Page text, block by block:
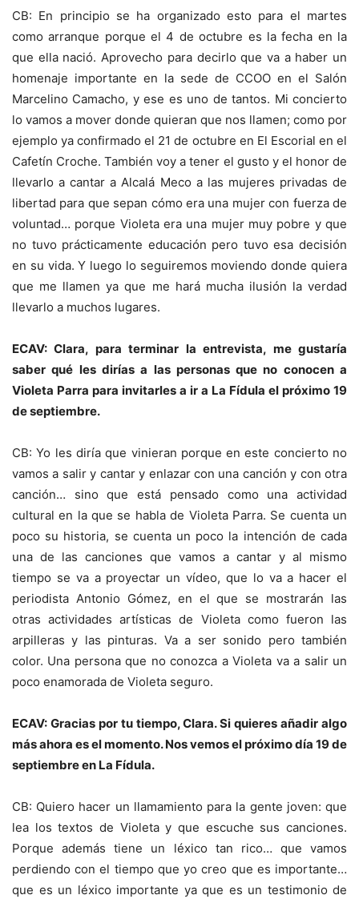
CB: En principio se ha organizado esto para el martes
como arranque porque el 4 de octubre es la fecha en la
que ella nació. Aprovecho para decirlo que va a haber un
homenaje importante en la sede de CCOO en el Salón
Marcelino Camacho, y ese es uno de tantos. Mi concierto
lo vamos a mover donde quieran que nos llamen; como por
ejemplo ya confirmado el 21 de octubre en El Escorial en el
Cafetín Croche. También voy a tener el gusto y el honor de
llevarlo a cantar a Alcalá Meco a las mujeres privadas de
libertad para que sepan cómo era una mujer con fuerza de
voluntad… porque Violeta era una mujer muy pobre y que
no tuvo prácticamente educación pero tuvo esa decisión
en su vida. Y luego lo seguiremos moviendo donde quiera
que me llamen ya que me hará mucha ilusión la verdad
llevarlo a muchos lugares.
ECAV: Clara, para terminar la entrevista, me gustaría
saber qué les dirías a las personas que no conocen a
Violeta Parra para invitarles a ir a La Fídula el próximo 19
de septiembre.
CB: Yo les diría que vinieran porque en este concierto no
vamos a salir y cantar y enlazar con una canción y con otra
canción… sino que está pensado como una actividad
cultural en la que se habla de Violeta Parra. Se cuenta un
poco su historia, se cuenta un poco la intención de cada
una de las canciones que vamos a cantar y al mismo
tiempo se va a proyectar un vídeo, que lo va a hacer el
periodista Antonio Gómez, en el que se mostrarán las
otras actividades artísticas de Violeta como fueron las
arpilleras y las pinturas. Va a ser sonido pero también
color. Una persona que no conozca a Violeta va a salir un
poco enamorada de Violeta seguro.
ECAV: Gracias por tu tiempo, Clara. Si quieres añadir algo
más ahora es el momento. Nos vemos el próximo día 19 de
septiembre en La Fídula.
CB: Quiero hacer un llamamiento para la gente joven: que
lea los textos de Violeta y que escuche sus canciones.
Porque además tiene un léxico tan rico… que vamos
perdiendo con el tiempo que yo creo que es importante…
que es un léxico importante ya que es un testimonio de